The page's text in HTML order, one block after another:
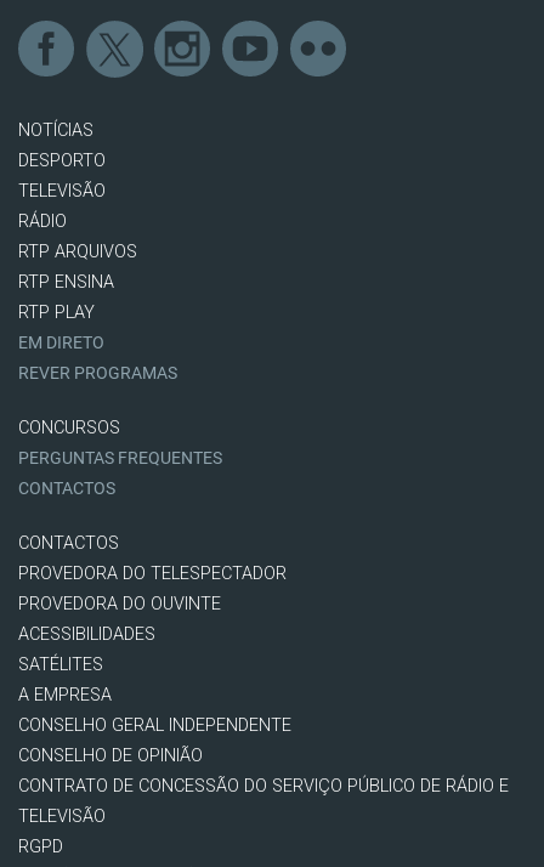
NOTÍCIAS
DESPORTO
TELEVISÃO
RÁDIO
RTP ARQUIVOS
RTP ENSINA
RTP PLAY
EM DIRETO
REVER PROGRAMAS
CONCURSOS
PERGUNTAS FREQUENTES
CONTACTOS
CONTACTOS
PROVEDORA DO TELESPECTADOR
PROVEDORA DO OUVINTE
ACESSIBILIDADES
SATÉLITES
A EMPRESA
CONSELHO GERAL INDEPENDENTE
CONSELHO DE OPINIÃO
CONTRATO DE CONCESSÃO DO SERVIÇO PÚBLICO DE RÁDIO E
TELEVISÃO
RGPD